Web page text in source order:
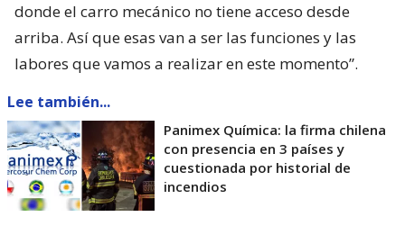
donde el carro mecánico no tiene acceso desde
arriba. Así que esas van a ser las funciones y las
labores que vamos a realizar en este momento”.
Lee también...
Panimex Química: la firma chilena
con presencia en 3 países y
cuestionada por historial de
incendios